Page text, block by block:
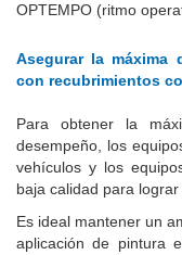
OPTEMPO (ritmo
Asegurar la máxima
con recubrimientos
Para obtener la
desempeño, los
vehículos y los
baja calidad para
Es ideal mantener un
aplicación de pintura